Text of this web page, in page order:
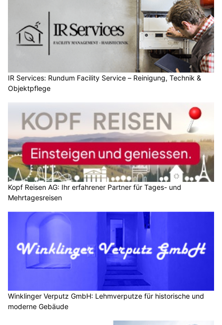
IR Services: Rundum Facility Service – Reinigung, Technik &
Objektpflege
Kopf Reisen AG: Ihr erfahrener Partner für Tages- und
Mehrtagesreisen
Winklinger Verputz GmbH: Lehmverputze für historische und
moderne Gebäude